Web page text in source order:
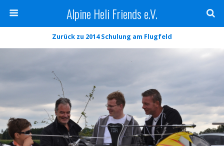
Alpine Heli Friends e.V.
Zurück zu 2014 Schulung am Flugfeld